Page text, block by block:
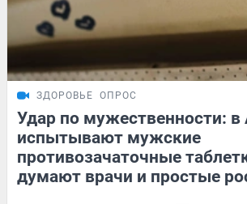
ЗДОРОВЬЕ ОПРОС
Удар по мужественности: в
испытывают мужские
противозачаточные
думают врачи и простые